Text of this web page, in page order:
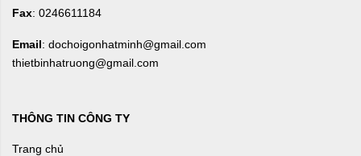
Fax: 0246611184
Email: dochoigonhatminh@gmail.com
thietbinhatruong@gmail.com
THÔNG TIN CÔNG TY
Trang chủ